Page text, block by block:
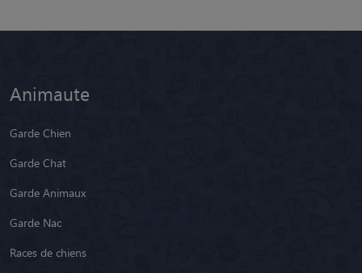
Animaute
Garde Chien
Garde Chat
Garde Animaux
Garde Nac
Races de chiens